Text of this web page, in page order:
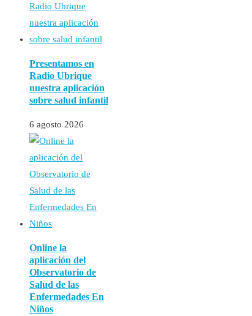
Presentamos en
Radio Ubrique
nuestra aplicación
sobre salud infantil
6 agosto 2026
Online la
aplicación del
Observatorio de
Salud de las
Enfermedades En
Niños